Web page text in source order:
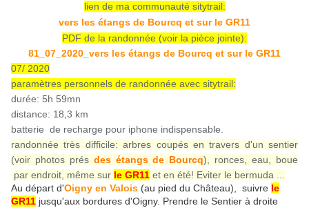
lien de ma communauté sitytrail:
vers les étangs de Bourcq et sur le GR11
PDF de la randonnée (voir la pièce jointe):
81_07_2020_vers les étangs de Bourcq et sur le GR11
07/ 2020
paramètres personnels de randonnée avec sitytrail:
durée: 5h 59mn
distance: 18,3 km
batterie de recharge pour iphone indispensable.
randonnée très difficile: arbres coupés en travers d'un sentier
(voir photos prés des étangs de Bourcq), ronces, eau, boue
par endroit, même sur le GR11 et en été! Eviter le bermuda ...
Au départ d'Oigny en Valois (au pied du Château), suivre le
GR11 jusqu'aux bordures d'Oigny. Prendre le Sentier à droite